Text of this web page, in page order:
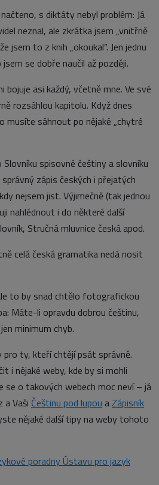
s diktáty nebyl problém: Já
neznal, ale zkrátka jsem „vnitřně
jsem to z knih „okoukal“. Jen jednu
se dobře naučil až později.
bojuje asi každý, včetně mne. Ve své
rozsáhlou kapitolu. Když dnes
musíte sáhnout po nějaké „chytré
spisovné češtiny a slovníku
zápis českých i přejatých
nejsem jist. Výjimečně (tak jednou
nahlédnout i do některé další
Stručná mluvnice česká apod.
celá česká gramatika nedá nosit
to by snad chtělo fotografickou
Máte-li opravdu dobrou češtinu,
minimum chyb.
pro ty, kteří chtějí psát správně.
i nějaké weby, kde by si mohli
se o takových webech moc neví – já
a Vaši Češtinu pod lupou aZápisník
nějaké další tipy na weby tohoto
poradny Ústavu pro jazyk